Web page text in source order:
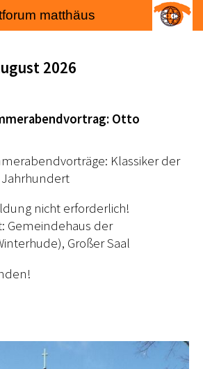
2026
Otto
Klassiker der
Jahrhundert
nicht erforderlich!
Gemeindehaus der
Großer Saal
matthäus